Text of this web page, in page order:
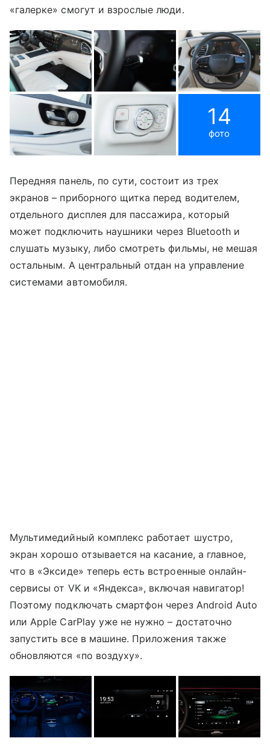
«галерке» смогут и взрослые люди.
14
фото
Передняя панель, по сути, состоит из трех
экранов – приборного щитка перед водителем,
отдельного дисплея для пассажира, который
может подключить наушники через Bluetooth и
слушать музыку, либо смотреть фильмы, не мешая
остальным. А центральный отдан на управление
системами автомобиля.
Мультимедийный комплекс работает шустро,
экран хорошо отзывается на касание, а главное,
что в «Эксиде» теперь есть встроенные онлайн-
сервисы от VK и «Яндекса», включая навигатор!
Поэтому подключать смартфон через Android Auto
или Apple CarPlay уже не нужно – достаточно
запустить все в машине. Приложения также
обновляются «по воздуху».